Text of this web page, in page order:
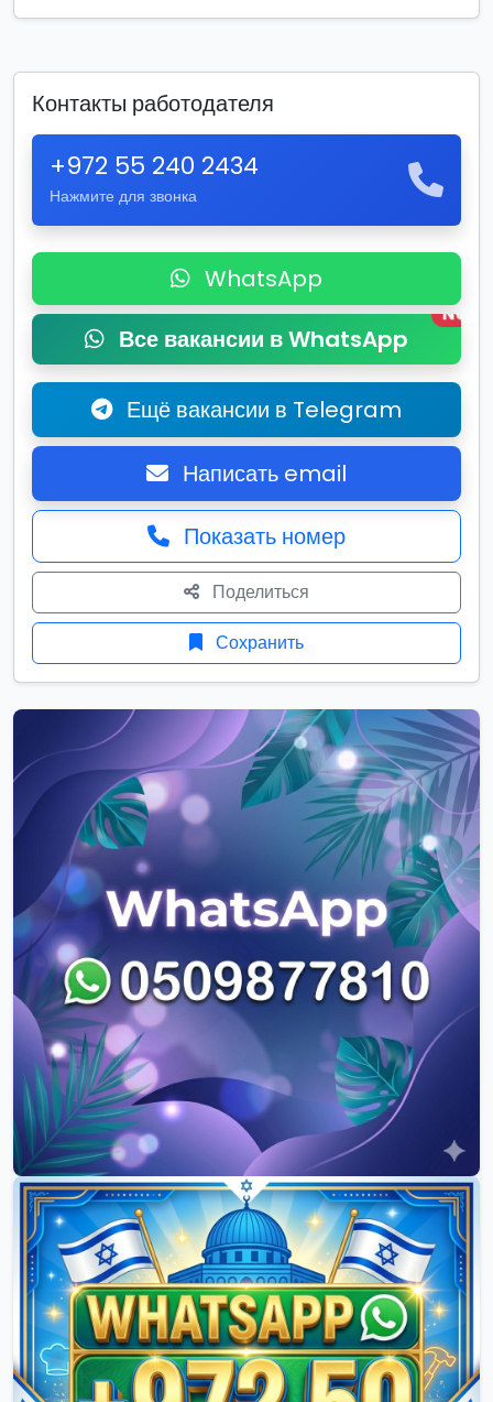
Контакты работодателя
+972 55 240 2434
Нажмите для звонка
WhatsApp
Все вакансии в WhatsApp
New
Ещё вакансии в Telegram
Написать email
Показать номер
Поделиться
Сохранить